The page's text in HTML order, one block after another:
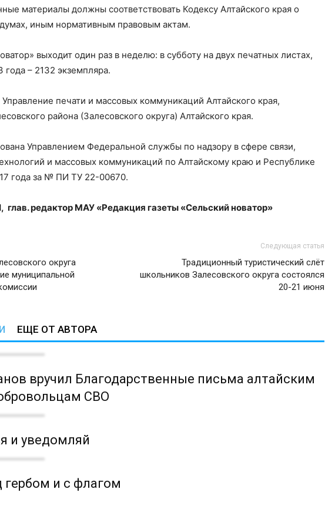
материалы должны соответствовать Кодексу Алтайского края о
иным нормативным правовым актам.
выходит один раз в неделю: в субботу на двух печатных листах,
– 2132 экземпляра.
печати и массовых коммуникаций Алтайского края,
района (Залесовского округа) Алтайского края.
Управлением Федеральной службы по надзору в сфере связи,
и массовых коммуникаций по Алтайскому краю и Республике
года за № ПИ ТУ 22-00670.
глав. редактор МАУ «Редакция газеты «Сельский новатор»
округа
муниципальной
Следующая статья
Традиционный туристический слёт
школьников Залесовского округа состоялся
20-21 июня
ЕЩЕ ОТ АВТОРА
вручил Благодарственные письма алтайским
СВО
и уведомляй
и с флагом